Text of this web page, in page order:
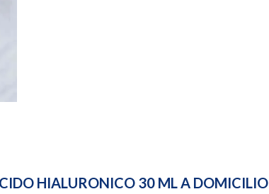
HIALURONICO 30 ML A DOMICILIO